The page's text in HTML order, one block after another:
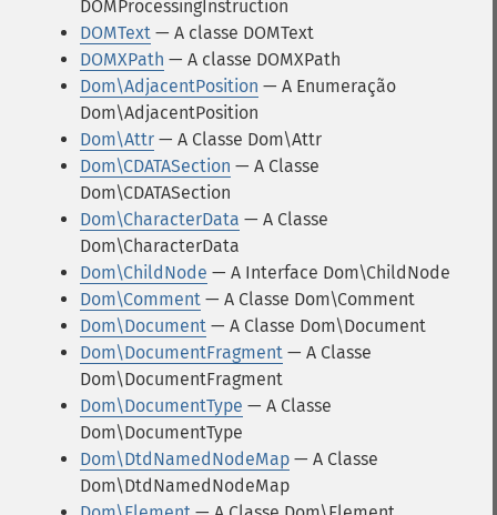
DOMProcessingInstruction
DOMText — A classe DOMText
DOMXPath — A classe DOMXPath
Dom\AdjacentPosition — A Enumeração
Dom\AdjacentPosition
Dom\Attr — A Classe Dom\Attr
Dom\CDATASection — A Classe
Dom\CDATASection
Dom\CharacterData — A Classe
Dom\CharacterData
Dom\ChildNode — A Interface Dom\ChildNode
Dom\Comment — A Classe Dom\Comment
Dom\Document — A Classe Dom\Document
Dom\DocumentFragment — A Classe
Dom\DocumentFragment
Dom\DocumentType — A Classe
Dom\DocumentType
Dom\DtdNamedNodeMap — A Classe
Dom\DtdNamedNodeMap